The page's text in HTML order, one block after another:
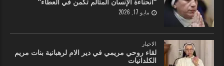
مايو 17, 2026
الاخبار
لقاء روحي مريمي في دير الام لرهبانية بنات مريم
الكلدانيات